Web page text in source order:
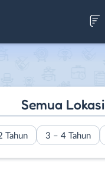
Semua Lokasi
Tahun 3 – 4 Tahun